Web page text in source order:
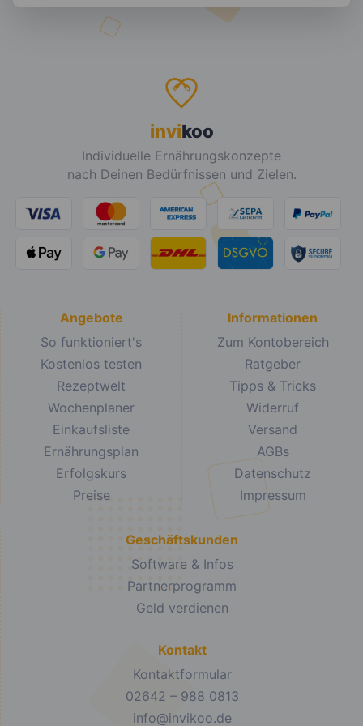
invikoo
Individuelle Ernährungskonzepte
nach Deinen Bedürfnissen und Zielen.
Angebote
So funktioniert's
Kostenlos testen
Rezeptwelt
Wochenplaner
Einkaufsliste
Ernährungsplan
Erfolgskurs
Preise
Informationen
Zum Kontobereich
Ratgeber
Tipps & Tricks
Widerruf
Versand
AGBs
Datenschutz
Impressum
Geschäftskunden
Software & Infos
Partnerprogramm
Geld verdienen
Kontakt
Kontaktformular
02642 – 988 0813
info@invikoo.de